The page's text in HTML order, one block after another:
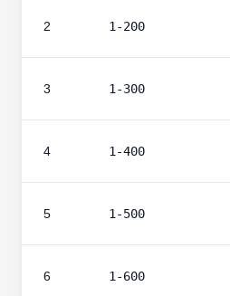
2 1-200
3 1-300
4 1-400
5 1-500
6 1-600